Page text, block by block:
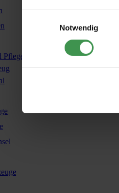
Notwendig
Pflege